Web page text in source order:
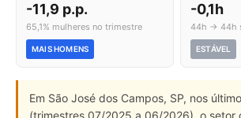
-11,9 p.p.
65,1% mulheres no trimestre
MAIS HOMENS
-0,1h
44h → 44h
ESTÁVEL
Em São José dos Campos, SP, nos
(trimestres 07/2025 a 06/2026), o setor